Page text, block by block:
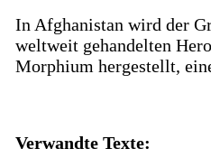
In Afghanistan wird der
weltweit gehandelten
Morphium hergestellt,
Verwandte Texte: